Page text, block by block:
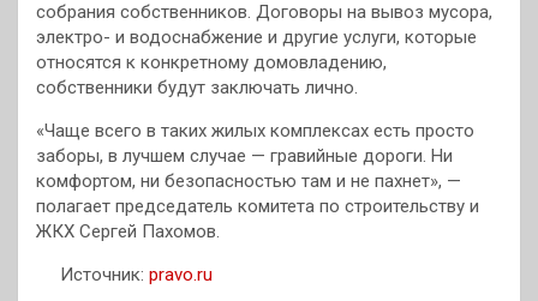
собрания собственников. Договоры на вывоз мусора,
электро- и водоснабжение и другие услуги, которые
относятся к конкретному домовладению,
собственники будут заключать лично.
«Чаще всего в таких жилых комплексах есть просто
заборы, в лучшем случае — гравийные дороги. Ни
комфортом, ни безопасностью там и не пахнет», —
полагает председатель комитета по строительству и
ЖКХ Сергей Пахомов.
Источник: pravo.ru